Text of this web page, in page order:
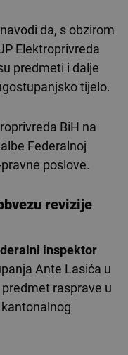
da, s obzirom
Elektroprivreda
predmeti i dalje
tijelo.
BiH na
Federalnoj
poslove.
revizije
inspektor
Ante Lasića u
rasprave u